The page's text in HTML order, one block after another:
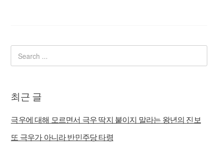
최근 글
극우에 대해 모르면서 극우 딱지 붙이지 말라는 왕년의 진보
또 극우가 아니라 반민주당 타령